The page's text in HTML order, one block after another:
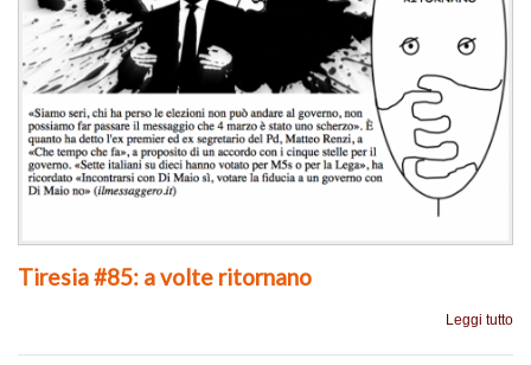
Tiresia #85: a volte ritornano
Leggi tutto